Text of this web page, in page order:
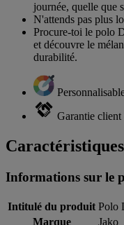
journée, quelle que
N'attends pas plus
Procure-toi le polo
et découvre le
durabilité.
Garantie client
Caractéristiques
Informations sur le
Intitulé du produit Polo
Marque
Jako